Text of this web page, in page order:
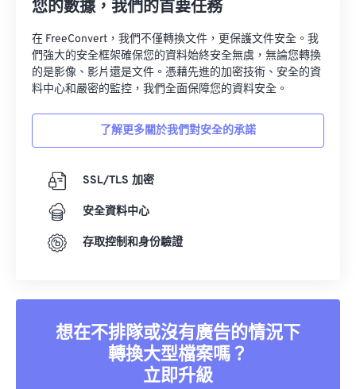
您的數據，我們的首要任務
在 FreeConvert，我們不僅轉換文件，更保護文件安全。我
們強大的安全框架確保您的資料始終安全無虞，無論您轉換
的是影像、影片還是文件。憑藉先進的加密技術、安全的資
料中心和嚴密的監控，我們全面保障您的資料安全。
了解更多關於我們對安全的承諾
SSL/TLS 加密
安全資料中心
存取控制和身份驗證
想在不排隊或沒有廣告的情況下
轉換大型檔案嗎？
立即升級